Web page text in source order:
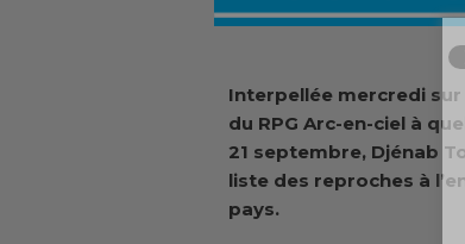
Interpellée mercredi sur
du RPG Arc-en-ciel à
21 septembre, Djénab
liste des reproches à
pays.